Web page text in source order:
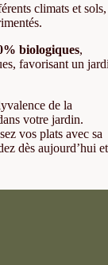
climats et
biologiques,
favorisant un
de la
votre jardin.
vos plats avec sa
dès aujourd’hui et